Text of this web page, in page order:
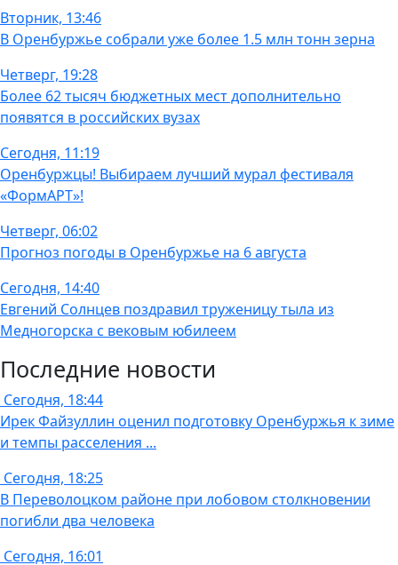
Вторник, 13:46
В Оренбуржье собрали уже более 1.5 млн тонн зерна
Четверг, 19:28
Более 62 тысяч бюджетных мест дополнительно
появятся в российских вузах
Сегодня, 11:19
Оренбуржцы! Выбираем лучший мурал фестиваля
«ФормАРТ»!
Четверг, 06:02
Прогноз погоды в Оренбуржье на 6 августа
Сегодня, 14:40
Евгений Солнцев поздравил труженицу тыла из
Медногорска с вековым юбилеем
Последние новости
Сегодня, 18:44
Ирек Файзуллин оценил подготовку Оренбуржья к зиме
и темпы расселения ...
Сегодня, 18:25
В Переволоцком районе при лобовом столкновении
погибли два человека
Сегодня, 16:01